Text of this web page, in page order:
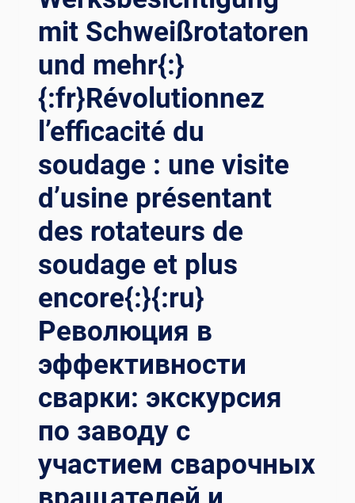
mit Schweißrotatoren
und mehr{:}
{:fr}Révolutionnez
l’efficacité du
soudage : une visite
d’usine présentant
des rotateurs de
soudage et plus
encore{:}{:ru}
Революция в
эффективности
сварки: экскурсия
по заводу с
участием сварочных